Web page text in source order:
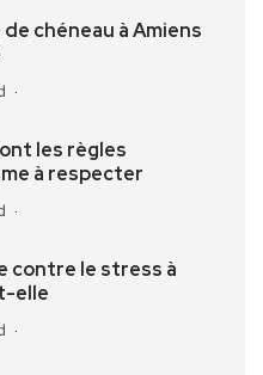
chéneau à Amiens
les règles
à respecter
contre le stress à
elle